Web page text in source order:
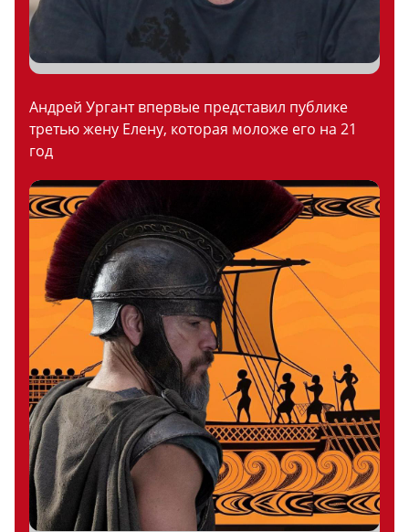
Андрей Ургант впервые представил публике
третью жену Елену, которая моложе его на 21
год